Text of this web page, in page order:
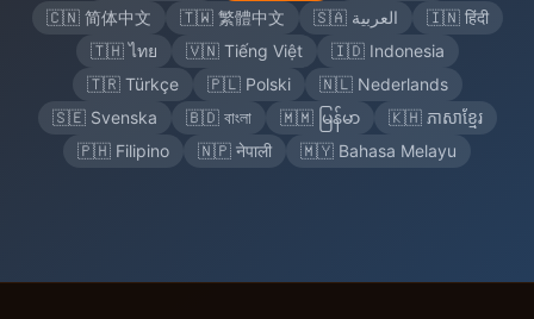
🇨🇳 简体中文
🇹🇼 繁體中文 🇸🇦 العربية
🇮🇳 हिंदी
🇹🇭 ไทย
🇻🇳 Tiếng Việt
🇮🇩 Indonesia
🇹🇷 Türkçe
🇵🇱 Polski
🇳🇱 Nederlands
🇸🇪 Svenska
🇧🇩 বাংলা 🇲🇲 မြန်မာ
🇰🇭 ភាសាខ្មែរ
🇵🇭 Filipino
🇳🇵 नेपाली 🇲🇾 Bahasa Melayu